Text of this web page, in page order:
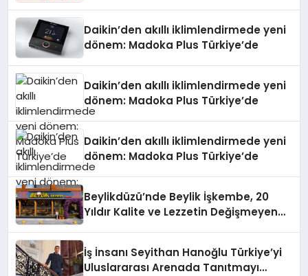
Daikin’den akıllı iklimlendirmede yeni
dönem: Madoka Plus Türkiye’de
Daikin’den akıllı iklimlendirmede yeni
dönem: Madoka Plus Türkiye’de
Daikin’den akıllı iklimlendirmede yeni
dönem: Madoka Plus Türkiye’de
Beylikdüzü’nde Beylik İşkembe, 20
Yıldır Kalite ve Lezzetin Değişmeyen
İş İnsanı Seyithan Hanoğlu Türkiye’yi
Uluslararası Arenada Tanıtmayı